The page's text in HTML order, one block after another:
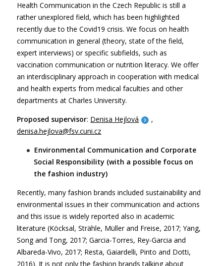
Health Communication in the Czech Republic is still a
rather unexplored field, which has been highlighted
recently due to the Covid19 crisis. We focus on health
communication in general (theory, state of the field,
expert interviews) or specific subfields, such as
vaccination communication or nutrition literacy. We offer
an interdisciplinary approach in cooperation with medical
and health experts from medical faculties and other
departments at Charles University.
Proposed supervisor: Denisa Hejlová
,
denisa.hejlova@fsv.cuni.cz
Environmental Communication and Corporate
Social Responsibility (with a possible focus on
the fashion industry)
Recently, many fashion brands included sustainability and
environmental issues in their communication and actions
and this issue is widely reported also in academic
literature (Köcksal, Strähle, Müller and Freise, 2017; Yang,
Song and Tong, 2017; Garcia-Torres, Rey-Garcia and
Albareda-Vivo, 2017; Resta, Gaiardelli, Pinto and Dotti,
2016). It is not only the fashion brands talking about